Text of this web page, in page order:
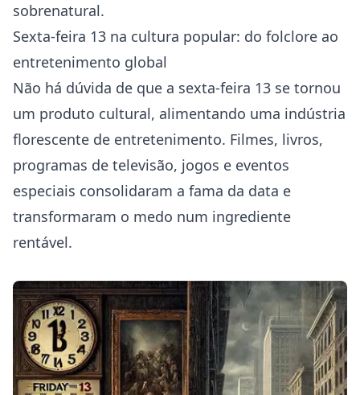
sobrenatural.
Sexta-feira 13 na cultura popular: do folclore ao
entretenimento global
Não há dúvida de que a sexta-feira 13 se tornou
um produto cultural, alimentando uma indústria
florescente de entretenimento. Filmes, livros,
programas de televisão, jogos e eventos
especiais consolidaram a fama da data e
transformaram o medo num ingrediente
rentável.
Sexta-Feira 13: Origens, Superstições e o Fascínio Cultural
desta Data